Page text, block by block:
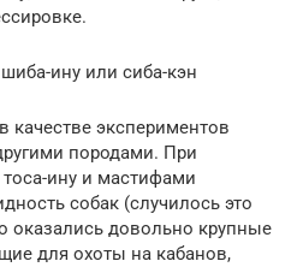
ину или сиба-кэн
качестве экспериментов
породами. При
ину и мастифами
собак (случилось это
оказались довольно крупные
для охоты на кабанов,